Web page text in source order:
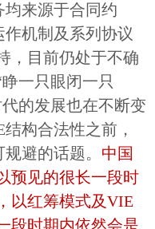
来源于合同约
机制及系列协议
，目前仍处于不确
一只眼闭一只
的发展也在不断变
构合法性之前，
避的话题。 中国
预见的很长一段时
以红筹模式及VIE
段时期内依然会是